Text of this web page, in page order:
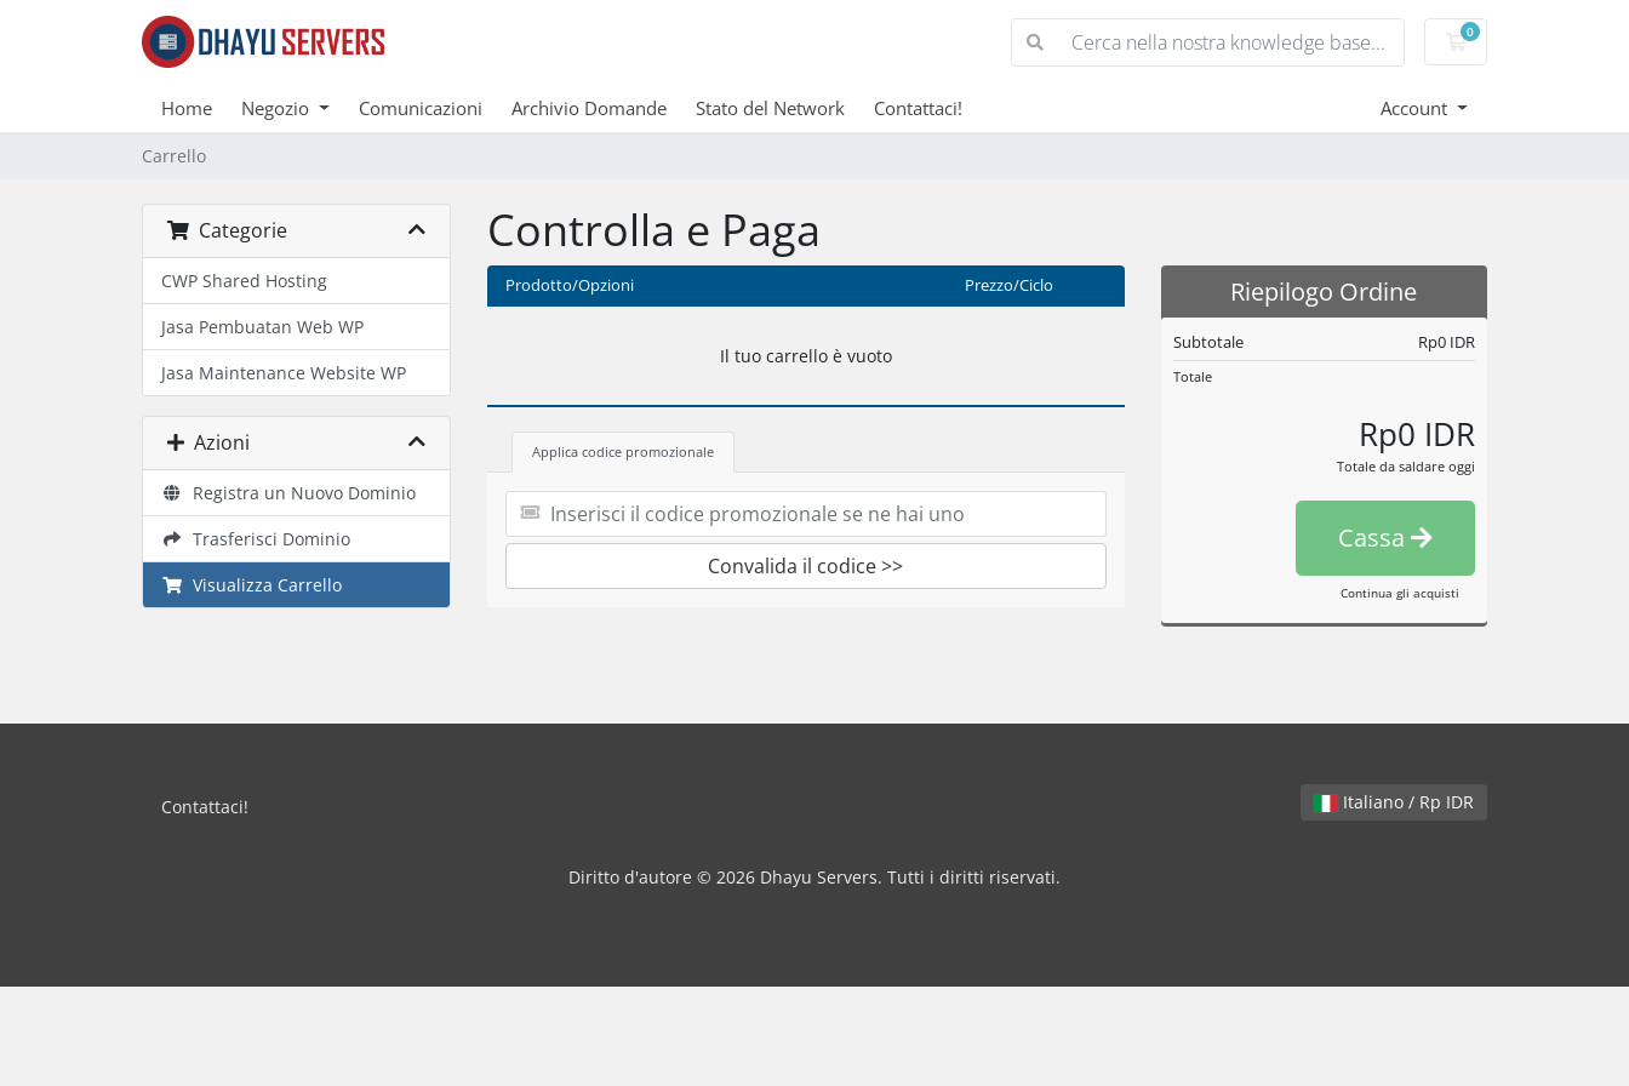
0
Carrello
Home Negozio Comunicazioni Archivio Domande Stato del Network Contattaci! Account
Carrello
Categorie
CWP Shared Hosting
Jasa Pembuatan Web WP
Jasa Maintenance Website WP
Azioni
Registra un Nuovo Dominio
Trasferisci Dominio
Visualizza Carrello
Controlla e Paga
Prodotto/Opzioni Prezzo/Ciclo
Il tuo carrello è vuoto
Applica codice promozionale
Convalida il codice >>
Riepilogo Ordine
Subtotale Rp0 IDR
Totale
Rp0 IDR
Totale da saldare oggi
Cassa
Continua gli acquisti
Italiano / Rp IDR
Contattaci!
Diritto d'autore © 2026 Dhayu Servers. Tutti i diritti riservati.